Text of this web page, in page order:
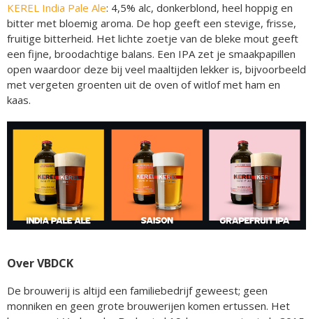
KEREL India Pale Ale: 4,5% alc, donkerblond, heel hoppig en
bitter met bloemig aroma. De hop geeft een stevige, frisse,
fruitige bitterheid. Het lichte zoetje van de bleke mout geeft
een fijne, broodachtige balans. Een IPA zet je smaakpapillen
open waardoor deze bij veel maaltijden lekker is, bijvoorbeeld
met vergeten groenten uit de oven of witlof met ham en
kaas.
Over VBDCK
De brouwerij is altijd een familiebedrijf geweest; geen
monniken en geen grote brouwerijen komen ertussen. Het